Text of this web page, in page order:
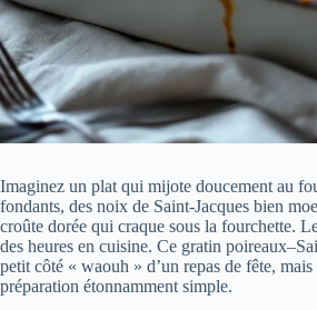
Imaginez un plat qui mijote doucement au
fondants, des noix de Saint-Jacques bien
croûte dorée qui craque sous la fourchette.
des heures en cuisine. Ce gratin
petit côté « waouh » d’un repas de fête, mais
préparation étonnamment simple.